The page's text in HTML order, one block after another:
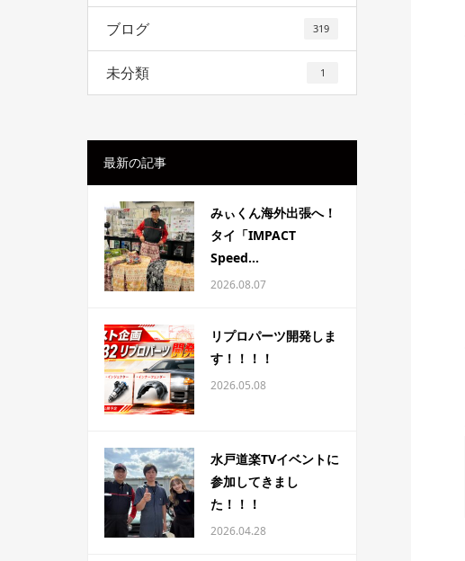
ブログ 319
未分類 1
最新の記事
みぃくん海外出張へ！
タイ「IMPACT
Speed...
2026.08.07
リプロパーツ開発しま
す！！！！
2026.05.08
水戸道楽TVイベントに
参加してきまし
た！！！
2026.04.28